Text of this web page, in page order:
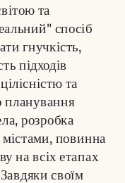
та
спосіб
гнучкість,
підходів
та
планування
розробка
повинна
на всіх етапах
своїм